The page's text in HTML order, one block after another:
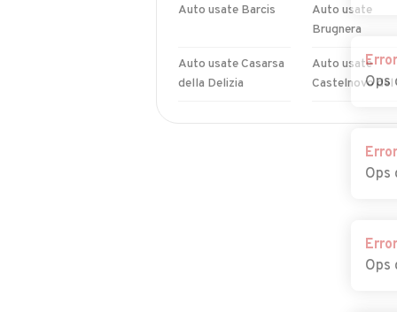
Auto usate Barcis
Auto usate
Brugnera
Auto usate Casarsa
della Delizia
Auto usate
Castelnovo del
Auto usate Cimolais Auto usate
Auto usate
Auto usate
Error
Ops
Error
Ops
Error
Ops